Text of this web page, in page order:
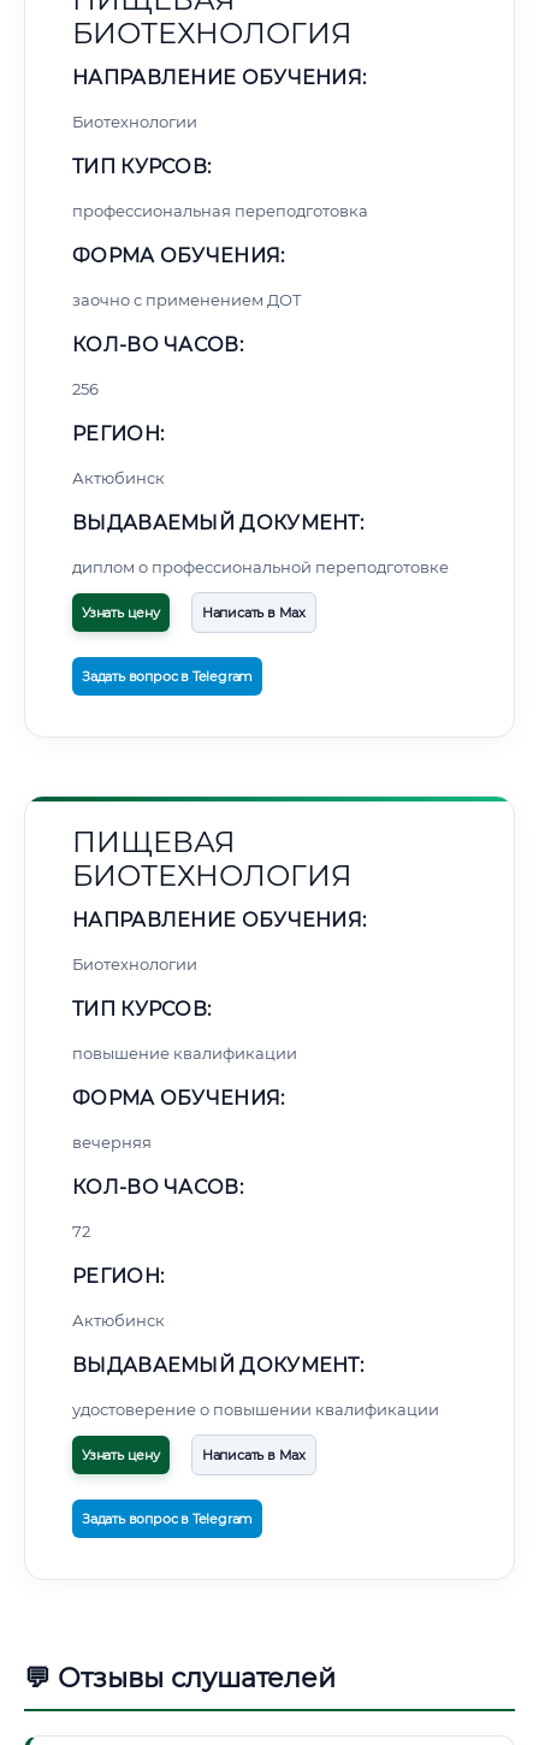
БИОТЕХНОЛОГИЯ
НАПРАВЛЕНИЕ ОБУЧЕНИЯ:
Биотехнологии
ТИП КУРСОВ:
профессиональная переподготовка
ФОРМА ОБУЧЕНИЯ:
заочно с применением ДОТ
КОЛ-ВО ЧАСОВ:
256
РЕГИОН:
Актюбинск
ВЫДАВАЕМЫЙ ДОКУМЕНТ:
диплом о профессиональной переподготовке
Узнать цену Написать в Max
Задать вопрос в Telegram
ПИЩЕВАЯ
БИОТЕХНОЛОГИЯ
НАПРАВЛЕНИЕ ОБУЧЕНИЯ:
Биотехнологии
ТИП КУРСОВ:
повышение квалификации
ФОРМА ОБУЧЕНИЯ:
вечерняя
КОЛ-ВО ЧАСОВ:
72
РЕГИОН:
Актюбинск
ВЫДАВАЕМЫЙ ДОКУМЕНТ:
удостоверение о повышении квалификации
Узнать цену Написать в Max
Задать вопрос в Telegram
💬 Отзывы слушателей